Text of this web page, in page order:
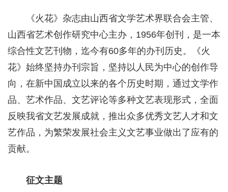
《火花》杂志由山西省文学艺术界联合会主管、
山西省艺术创作研究中心主办，1956年创刊，是一本
综合性文艺刊物，迄今有60多年的办刊历史。《火
花》始终坚持办刊宗旨，坚持以人民为中心的创作导
向，在新中国成立以来的各个历史时期，通过文学作
品、艺术作品、文艺评论等多种文艺表现形式，全面
反映我省文艺发展成就，推出众多优秀文艺人才和文
艺作品，为繁荣发展社会主义文艺事业做出了应有的
贡献。
征文主题